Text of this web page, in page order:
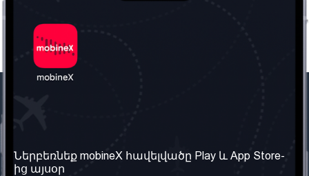
Մեր մասին
Մեր ծառայությունները
Պայմաններ և դրույթներ
Ներբեռնեք mobineX հավելվածը Play և App Store-
ից այսօր